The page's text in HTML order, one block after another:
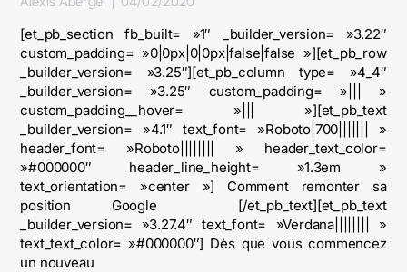
[et_pb_section fb_built= »1″ _builder_version= »3.22″
custom_padding= »0|0px|0|0px|false|false »][et_pb_row
_builder_version= »3.25″][et_pb_column type= »4_4″
_builder_version= »3.25″ custom_padding= »||| »
custom_padding__hover= »||| »][et_pb_text
_builder_version= »4.1″ text_font= »Roboto|700||||||| »
header_font= »Roboto|||||||| » header_text_color=
»#000000″ header_line_height= »1.3em »
text_orientation= »center »] Comment remonter sa
position Google [/et_pb_text][et_pb_text
_builder_version= »3.27.4″ text_font= »Verdana|||||||| »
text_text_color= »#000000″] Dès que vous commencez
un nouveau